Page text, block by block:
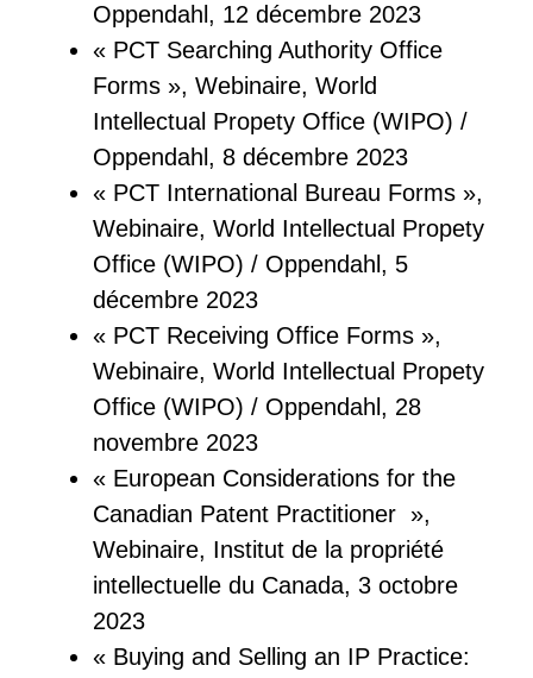
Oppendahl, 12 décembre 2023
« PCT Searching Authority Office
Forms », Webinaire, World
Intellectual Propety Office (WIPO) /
Oppendahl, 8 décembre 2023
« PCT International Bureau Forms »,
Webinaire, World Intellectual Propety
Office (WIPO) / Oppendahl, 5
décembre 2023
« PCT Receiving Office Forms »,
Webinaire, World Intellectual Propety
Office (WIPO) / Oppendahl, 28
novembre 2023
« European Considerations for the
Canadian Patent Practitioner »,
Webinaire, Institut de la propriété
intellectuelle du Canada, 3 octobre
2023
« Buying and Selling an IP Practice: